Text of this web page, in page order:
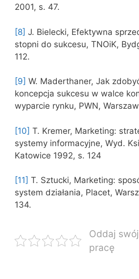
2001, s. 47.
[8] J. Bielecki, Efektywna
stopni do sukcesu, TNOiK,
112.
[9] W. Maderthaner, Jak
koncepcja sukcesu w walce
wyparcie rynku, PWN,
[10] T. Kremer, Marketing:
systemy informacyjne, Wyd.
Katowice 1992, s. 124
[11] T. Sztucki, Marketing:
system działania, Placet,
134.
Oddaj
pracę